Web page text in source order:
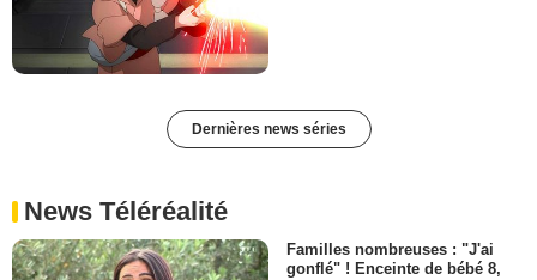
Dernières news séries
News Téléréalité
Familles nombreuses : "J'ai
gonflé" ! Enceinte de bébé 8,